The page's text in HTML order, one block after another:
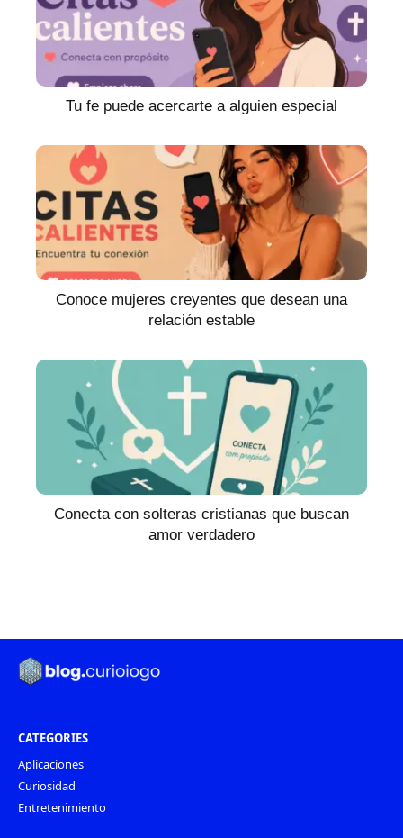
Tu fe puede acercarte a alguien especial
Conoce mujeres creyentes que desean una
relación estable
Conecta con solteras cristianas que buscan
amor verdadero
CATEGORIES
Aplicaciones
Curiosidad
Entretenimiento